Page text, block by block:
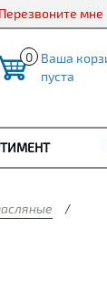
Перезвоните мне
0 Ваша
пуста
/